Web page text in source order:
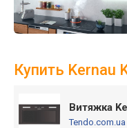
Купить Kernau
Витяжка
Tendo.com.ua